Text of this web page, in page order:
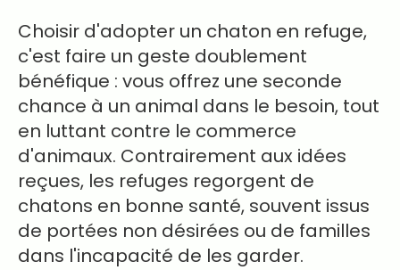
Choisir d'adopter un chaton en refuge,
c'est faire un geste doublement
bénéfique : vous offrez une seconde
chance à un animal dans le besoin, tout
en luttant contre le commerce
d'animaux. Contrairement aux idées
reçues, les refuges regorgent de
chatons en bonne santé, souvent issus
de portées non désirées ou de familles
dans l'incapacité de les garder.